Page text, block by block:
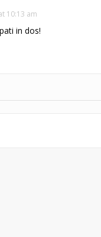
10:13 am
in dos!